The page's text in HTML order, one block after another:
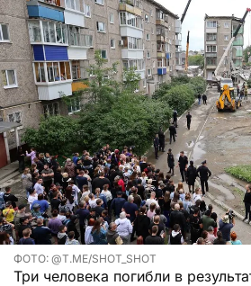
ФОТО: @T.ME/SHOT_SHOT
Три человека погибли в